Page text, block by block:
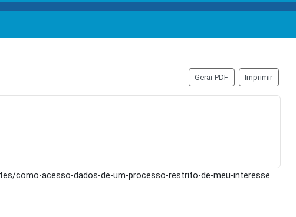
Gerar PDF Imprimir
como-acesso-dados-de-um-processo-restrito-de-meu-interesse